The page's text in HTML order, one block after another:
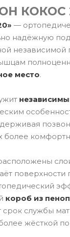
КОКОС
—
надёжную
место.
более
короб из
срок службы
жёсткой